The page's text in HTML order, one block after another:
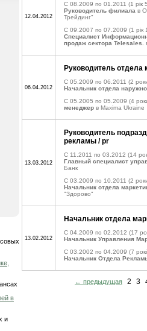
в
и
12.04.2012
C 08.2009 по 01.2011 (1 рік
Руководитель филиала в
Трейдинг"
C 09.2007 по 07.2009 (1 рік
Специалист
продаж сектора Telesales.
06.04.2012
Руководитель отдела
C 05.2009 по 06.2011 (2
Начальник отдела
C 05.2005 по 05.2009 (4
менеджер в Maxima Ukraine
13.03.2012
Руководитель
рекламы / pr
C 11.2011 по 03.2012 (14
Главный специалист
Банк
C 03.2009 по 10.2011 (2
Начальник отдела
"Здорово"
13.02.2012
Начальник отдела
C 04.2009 по 02.2012 (17
Начальник Управления
C 03.2002 по 04.2009 (7
Начальник Отдела
← предыдущая 2 3